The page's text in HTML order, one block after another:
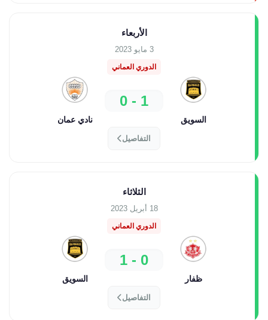
الأربعاء
3 مايو 2023
الدوري العماني
السويق
1 - 0
نادي عمان
التفاصيل
الثلاثاء
18 أبريل 2023
الدوري العماني
ظفار
0 - 1
السويق
التفاصيل